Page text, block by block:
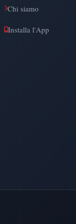
Chi siamo
Installa l'App